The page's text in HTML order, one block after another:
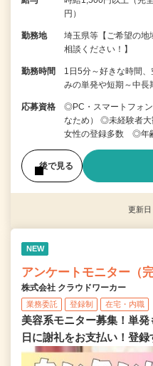
円）
勤務地
埼玉県等【ご希望の
相談ください！】
勤務時間
1日5分～好きな時間
みの単発や短期～中
応募資格
◎PC・スマートフォ
なため） ◎未経験者
女性の登録多数 ◎年
後で見る
更新
NEW
アンケートモニター（完
株式会社 クラウドワーカー
業務委託 登録制 在宅・内職
美容系モニター募集！単
日に謝礼をお支払い！登